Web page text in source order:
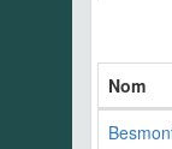
Nom